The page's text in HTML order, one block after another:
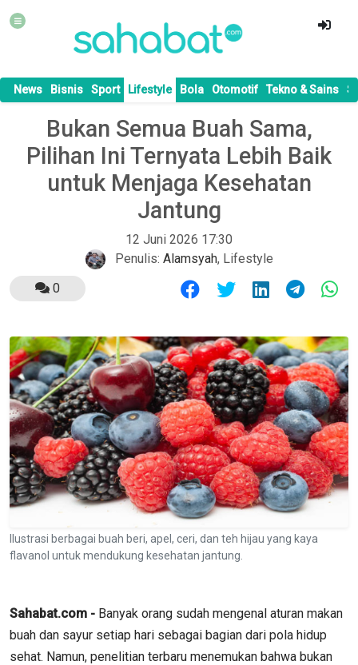
News Bisnis Sport Lifestyle Bola Otomotif Tekno & Sains
Bukan Semua Buah Sama,
Pilihan Ini Ternyata Lebih Baik
untuk Menjaga Kesehatan
Jantung
12 Juni 2026 17:30
Penulis: Alamsyah, Lifestyle
0
Ilustrasi berbagai buah beri, apel, ceri, dan teh hijau yang kaya
flavanol untuk mendukung kesehatan jantung.
Sahabat.com - Banyak orang sudah mengenal aturan makan
buah dan sayur setiap hari sebagai bagian dari pola hidup
sehat. Namun, penelitian terbaru menemukan bahwa bukan